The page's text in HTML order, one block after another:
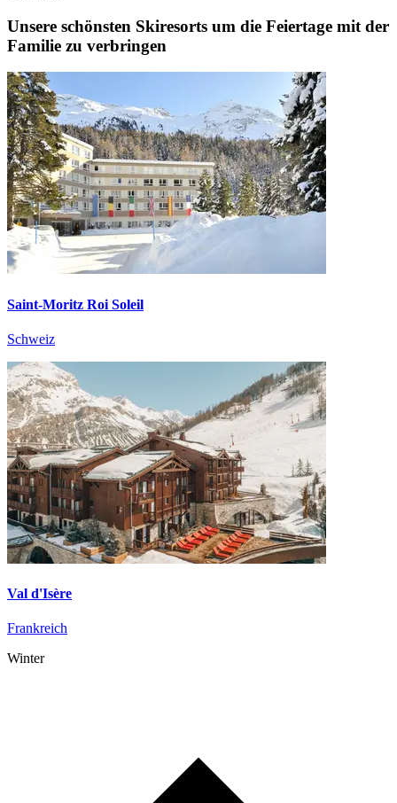
Unsere schönsten Skiresorts um die Feiertage mit der
Familie zu verbringen
Saint-Moritz Roi Soleil
Schweiz
Val d'Isère
Frankreich
Winter